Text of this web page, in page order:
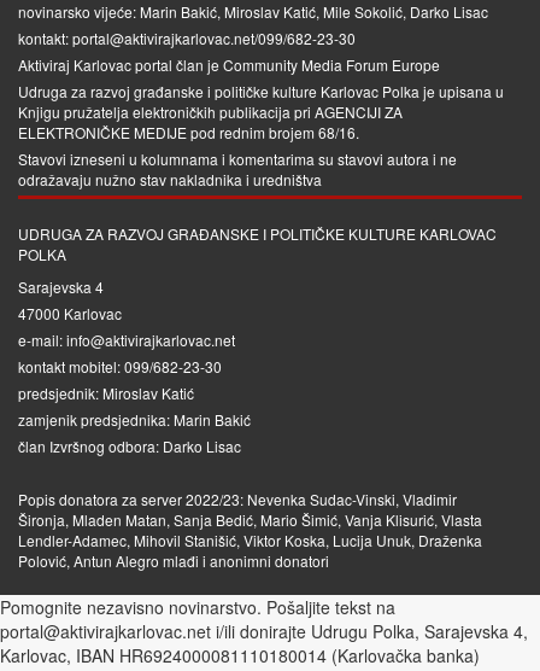
novinarsko vijeće: Marin Bakić, Miroslav Katić, Mile Sokolić, Darko Lisac
kontakt: portal@aktivirajkarlovac.net/099/682-23-30
Aktiviraj Karlovac portal član je Community Media Forum Europe
Udruga za razvoj građanske i političke kulture Karlovac Polka je upisana u
Knjigu pružatelja elektroničkih publikacija pri AGENCIJI ZA
ELEKTRONIČKE MEDIJEpod rednim brojem 68/16.
Stavovi izneseni u kolumnama i komentarima su stavovi autora i ne
odražavaju nužno stav nakladnika i uredništva
UDRUGA ZA RAZVOJ GRAĐANSKE I POLITIČKE KULTURE KARLOVAC
POLKA
Sarajevska 4
47000 Karlovac
e-mail: info@aktivirajkarlovac.net
kontakt mobitel: 099/682-23-30
predsjednik: Miroslav Katić
zamjenik predsjednika: Marin Bakić
član Izvršnog odbora: Darko Lisac
Popis donatora za server 2022/23: Nevenka Sudac-Vinski, Vladimir
Šironja, Mladen Matan, Sanja Bedić, Mario Šimić, Vanja Klisurić, Vlasta
Lendler-Adamec, Mihovil Stanišić, Viktor Koska, Lucija Unuk, Draženka
Polović, Antun Alegro mlađi i anonimni donatori
Pomognite nezavisno novinarstvo. Pošaljite tekst na
portal@aktivirajkarlovac.net i/ili donirajte Udrugu Polka, Sarajevska 4,
Karlovac, IBAN HR6924000081110180014 (Karlovačka banka)